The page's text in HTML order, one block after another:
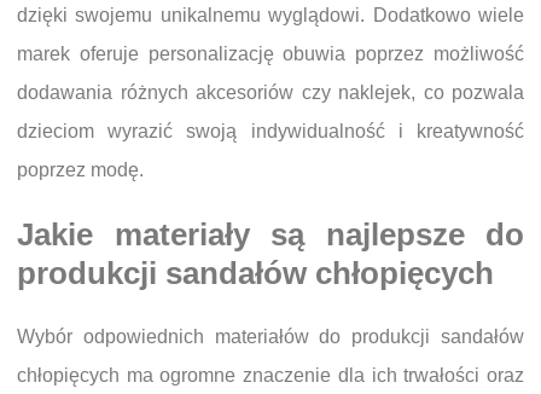
dzięki swojemu unikalnemu wyglądowi. Dodatkowo wiele
marek oferuje personalizację obuwia poprzez możliwość
dodawania różnych akcesoriów czy naklejek, co pozwala
dzieciom wyrazić swoją indywidualność i kreatywność
poprzez modę.
Jakie materiały są najlepsze do
produkcji sandałów chłopięcych
Wybór odpowiednich materiałów do produkcji sandałów
chłopięcych ma ogromne znaczenie dla ich trwałości oraz